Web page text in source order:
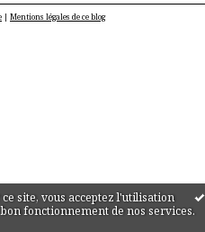
site, vous acceptez l'utilisation
fonctionnement de nos services.
| Mentions légales de ce blog